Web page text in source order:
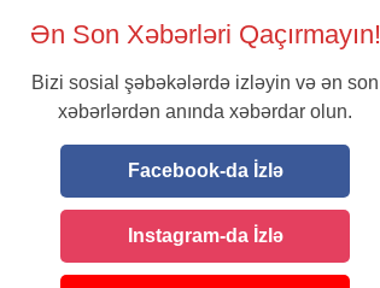
Ən Son Xəbərləri Qaçırmayın!
Bizi sosial şəbəkələrdə izləyin və ən son
xəbərlərdən anında xəbərdar olun.
Facebook-da İzlə
Instagram-da İzlə